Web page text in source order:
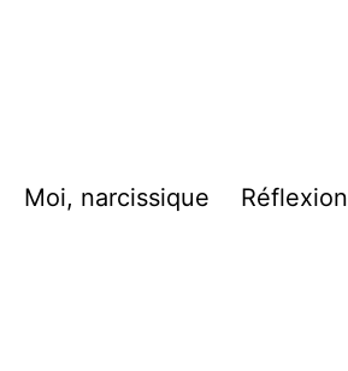
Moi, narcissique Réflexion